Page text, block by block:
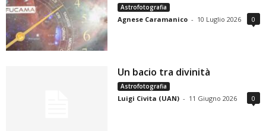
Astrofotografia
Agnese Caramanico - 10 Luglio 2026 0
Un bacio tra divinità
Astrofotografia
Luigi Civita (UAN) - 11 Giugno 2026 0